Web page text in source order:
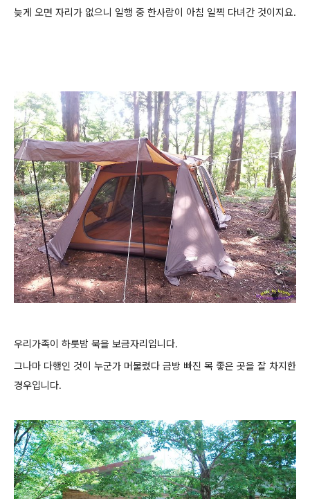
늦게 오면 자리가 없으니 일행 중 한사람이 아침 일찍 다녀간 것이지요.
우리가족이 하룻밤 묵을 보금자리입니다.
그나마 다행인 것이 누군가 머물렀다 금방 빠진 목 좋은 곳을 잘 차지한
경우입니다.